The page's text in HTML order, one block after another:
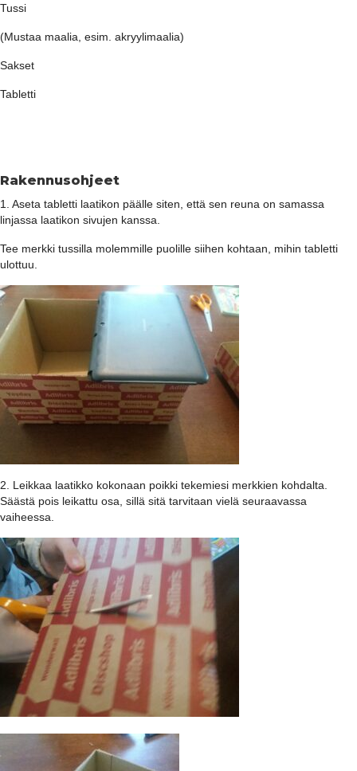
Tussi
(Mustaa maalia, esim. akryylimaalia)
Sakset
Tabletti
Rakennusohjeet
1. Aseta tabletti laatikon päälle siten, että sen reuna on samassa
linjassa laatikon sivujen kanssa.
Tee merkki tussilla molemmille puolille siihen kohtaan, mihin tabletti
ulottuu.
2. Leikkaa laatikko kokonaan poikki tekemiesi merkkien kohdalta.
Säästä pois leikattu osa, sillä sitä tarvitaan vielä seuraavassa
vaiheessa.